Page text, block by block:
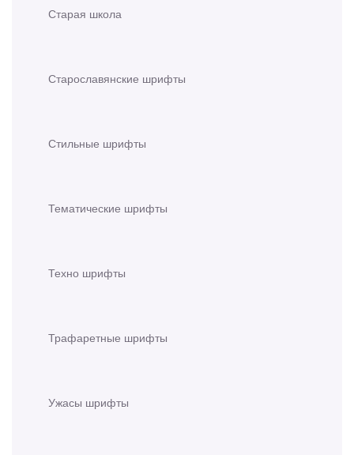
Старая школа
Старославянские шрифты
Стильные шрифты
Тематические шрифты
Техно шрифты
Трафаретные шрифты
Ужасы шрифты